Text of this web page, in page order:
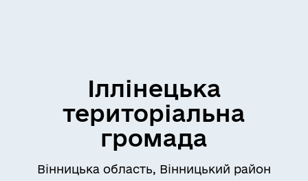
Іллінецька
територіальна
громада
Вінницька область, Вінницький район